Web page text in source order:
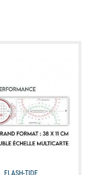
FLASH-TIDE